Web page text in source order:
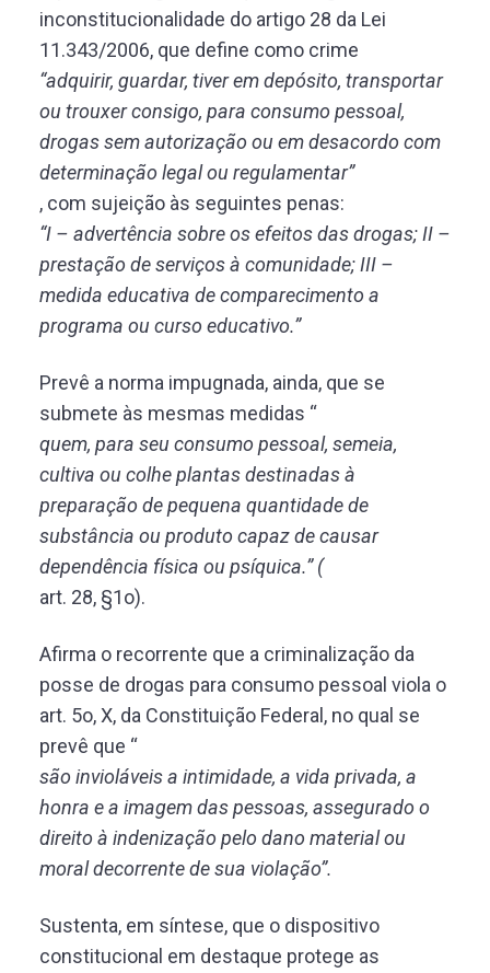
inconstitucionalidade do artigo 28 da Lei
11.343/2006, que define como crime
“adquirir, guardar, tiver em depósito, transportar
ou trouxer consigo, para consumo pessoal,
drogas sem autorização ou em desacordo com
determinação legal ou regulamentar”
, com sujeição às seguintes penas:
“I – advertência sobre os efeitos das drogas; II –
prestação de serviços à comunidade; III –
medida educativa de comparecimento a
programa ou curso educativo.”
Prevê a norma impugnada, ainda, que se
submete às mesmas medidas “
quem, para seu consumo pessoal, semeia,
cultiva ou colhe plantas destinadas à
preparação de pequena quantidade de
substância ou produto capaz de causar
dependência física ou psíquica.” (
art. 28, §1o).
Afirma o recorrente que a criminalização da
posse de drogas para consumo pessoal viola o
art. 5o, X, da Constituição Federal, no qual se
prevê que “
são invioláveis a intimidade, a vida privada, a
honra e a imagem das pessoas, assegurado o
direito à indenização pelo dano material ou
moral decorrente de sua violação”.
Sustenta, em síntese, que o dispositivo
constitucional em destaque protege as